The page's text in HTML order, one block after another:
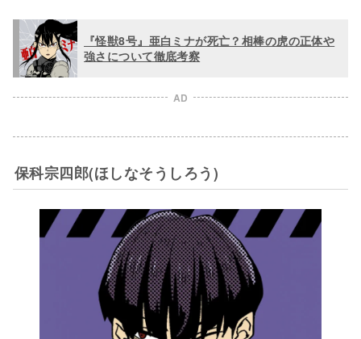
『怪獣8号』亜白ミナが死亡？相棒の虎の正体や
強さについて徹底考察
AD
保科宗四郎(ほしなそうしろう)